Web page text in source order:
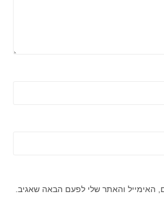
האימייל והאתר שלי לפעם הבאה שאגיב.